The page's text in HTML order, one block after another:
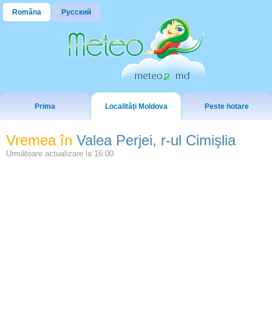
Româna Русский
Prima Localități Moldova Peste hotare
Vremea în Valea Perjei, r-ul Cimişlia
Următoare actualizare la 16:00